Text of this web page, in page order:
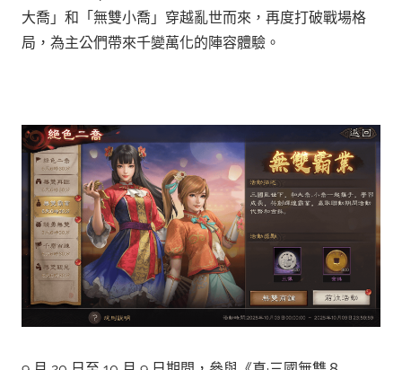
大喬」和「無雙小喬」穿越亂世而來，再度打破戰場格
局，為主公們帶來千變萬化的陣容體驗。